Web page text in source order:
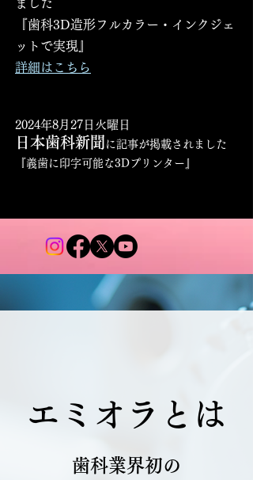
ました
『歯科3D造形フルカラー・インクジェ
ットで実現』
詳細はこちら
2024年8月27日火曜日
日本歯科新聞 に記事が掲載されました
『義歯に印字可能な3Dプリンター』
エミオラとは
歯科業界初の